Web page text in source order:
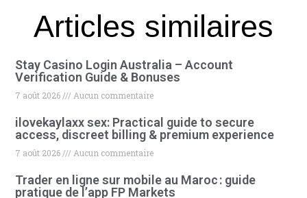
Articles similaires
Stay Casino Login Australia – Account
Verification Guide & Bonuses
7 août 2026 Aucun commentaire
ilovekaylaxx sex: Practical guide to secure
access, discreet billing & premium experience
7 août 2026 Aucun commentaire
Trader en ligne sur mobile au Maroc : guide
pratique de l’app FP Markets